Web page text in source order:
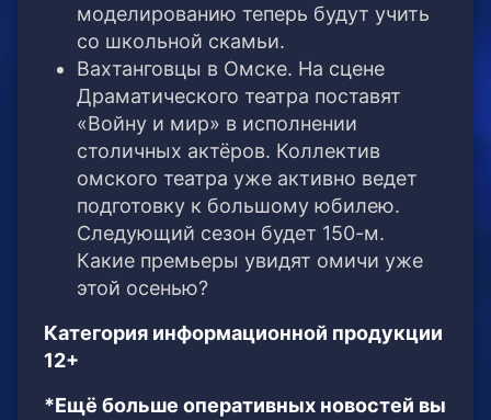
моделированию теперь будут учить
со школьной скамьи.
Вахтанговцы в Омске. На сцене
Драматического театра поставят
«Войну и мир» в исполнении
столичных актёров. Коллектив
омского театра уже активно ведет
подготовку к большому юбилею.
Следующий сезон будет 150-м.
Какие премьеры увидят омичи уже
этой осенью?
Категория информационной продукции
12+
*Ещё больше оперативных новостей вы